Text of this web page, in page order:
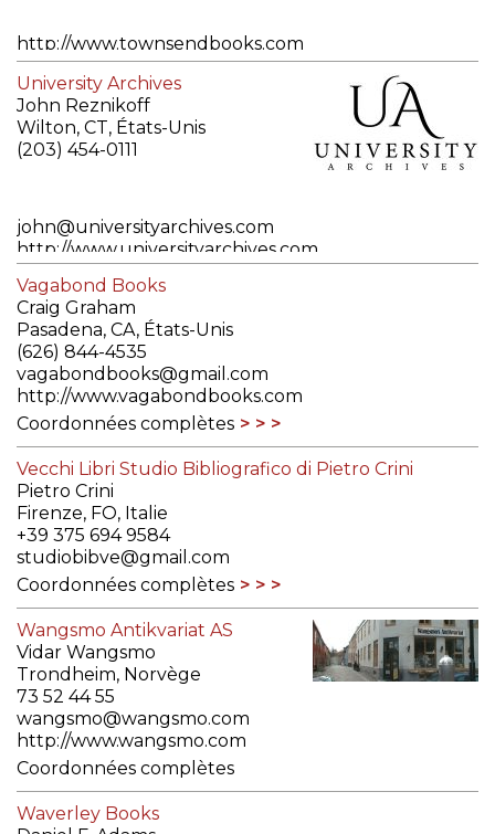
http://www.townsendbooks.com
Coordonnées complètes
University Archives
John Reznikoff
Wilton, CT, États-Unis
(203) 454-0111
john@universityarchives.com
http://www.universityarchives.com
Coordonnées complètes
Vagabond Books
Craig Graham
Pasadena, CA, États-Unis
(626) 844-4535
vagabondbooks@gmail.com
http://www.vagabondbooks.com
Coordonnées complètes
Vecchi Libri Studio Bibliografico di Pietro Crini
Pietro Crini
Firenze, FO, Italie
+39 375 694 9584
studiobibve@gmail.com
Coordonnées complètes
Wangsmo Antikvariat AS
Vidar Wangsmo
Trondheim, Norvège
73 52 44 55
wangsmo@wangsmo.com
http://www.wangsmo.com
Coordonnées complètes
Waverley Books